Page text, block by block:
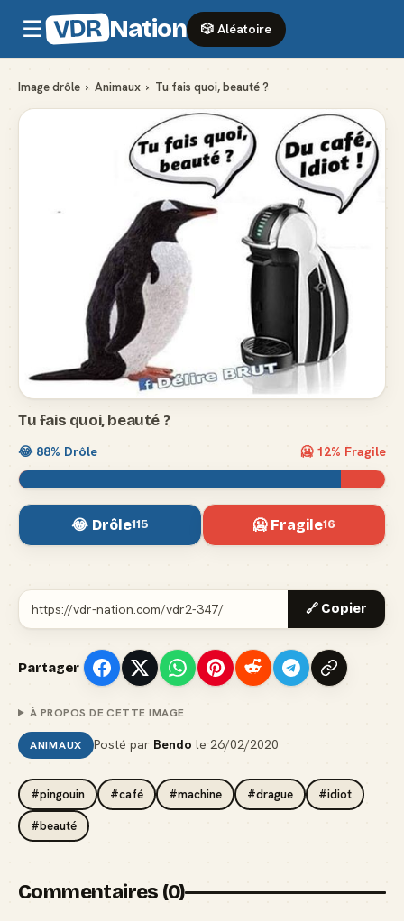
☰ VDR Nation 🎲 Aléatoire
Image drôle › Animaux › Tu fais quoi, beauté ?
Tu fais quoi, beauté ?
😂 88% Drôle 🥶 12% Fragile
😂 Drôle115 🥶 Fragile16
🔗 Copier
Partager
À PROPOS DE CETTE IMAGE
ANIMAUX Posté par Bendo le 26/02/2020
#pingouin #café #machine #drague #idiot
#beauté
Commentaires (0)